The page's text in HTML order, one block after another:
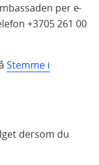
per e-
+3705 261 00
Stemme i
dersom du